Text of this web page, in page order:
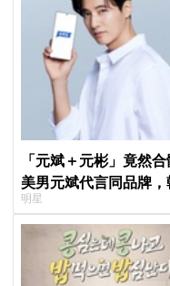
「元斌＋元彬」竟然
美男元斌代言同品牌
明星